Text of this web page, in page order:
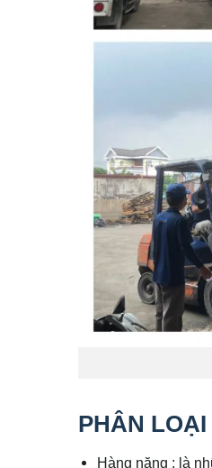
PHÂN
Hàng nặng : là